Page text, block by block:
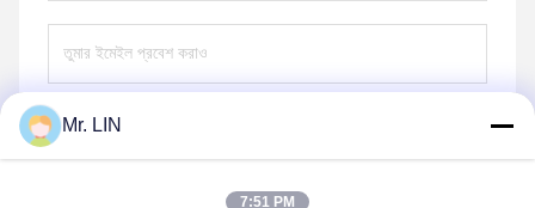
Mr. LIN
7:51 PM